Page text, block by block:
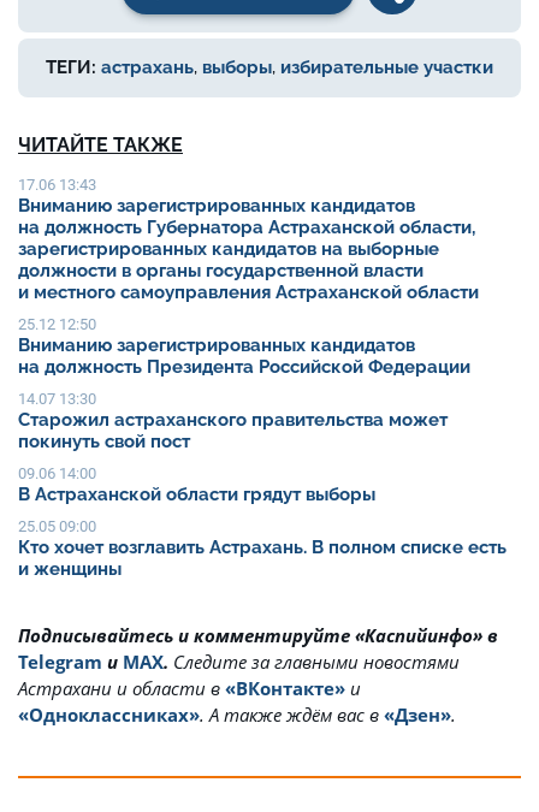
ТЕГИ: астрахань, выборы, избирательные участки
ЧИТАЙТЕ ТАКЖЕ
17.06 13:43
Вниманию зарегистрированных кандидатов
на должность Губернатора Астраханской области,
зарегистрированных кандидатов на выборные
должности в органы государственной власти
и местного самоуправления Астраханской области
25.12 12:50
Вниманию зарегистрированных кандидатов
на должность Президента Российской Федерации
14.07 13:30
Старожил астраханского правительства может
покинуть свой пост
09.06 14:00
В Астраханской области грядут выборы
25.05 09:00
Кто хочет возглавить Астрахань. В полном списке есть
и женщины
Подписывайтесь и комментируйте «Каспийинфо» в
Telegram и MAX. Cледите за главными новостями
Астрахани и области в «ВКонтакте» и
«Одноклассниках». А также ждём вас в «Дзен».